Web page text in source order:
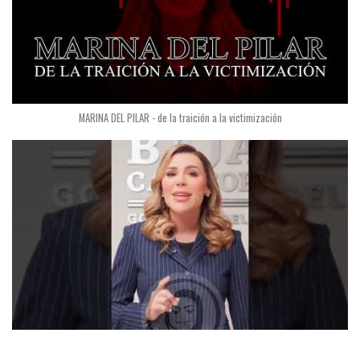
MARINA DEL PILAR - de la traición a la victimización